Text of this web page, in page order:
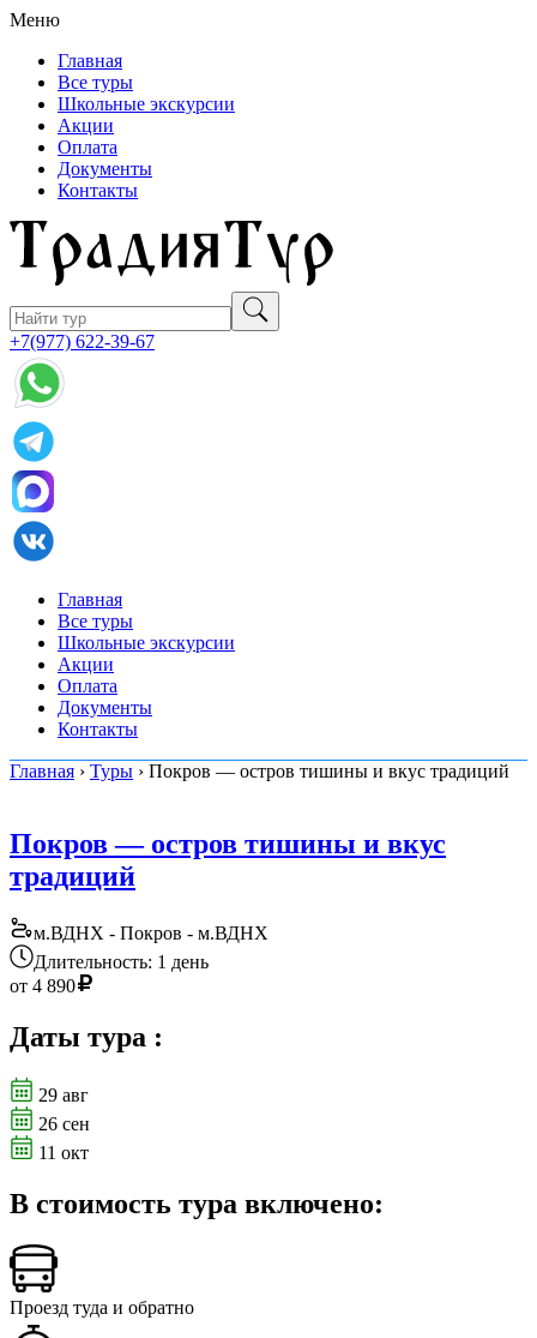
Меню
Главная
Все туры
Школьные экскурсии
Акции
Оплата
Документы
Контакты
+7(977) 622-39-67
Главная
Все туры
Школьные экскурсии
Акции
Оплата
Документы
Контакты
Главная › Туры › Покров — остров тишины и вкус традиций
Покров — остров тишины и вкус
традиций
м.ВДНХ - Покров - м.ВДНХ
Длительность: 1 день
от 4 890
Даты тура :
29 авг
26 сен
11 окт
В стоимость тура включено:
Проезд туда и обратно